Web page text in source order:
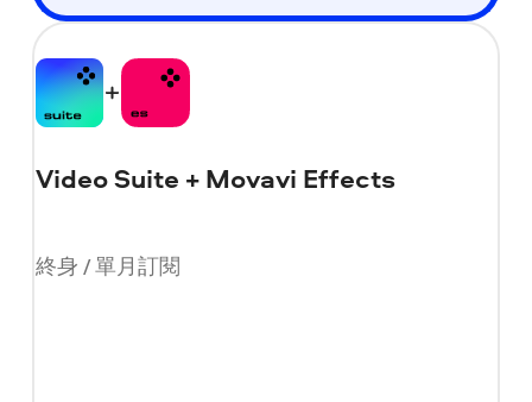
Video Suite + Movavi Effects
終身 / 單月訂閱